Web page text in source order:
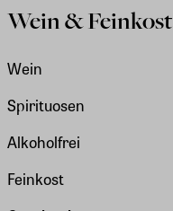
Wein & Feinkost
Wein
Spirituosen
Alkoholfrei
Feinkost